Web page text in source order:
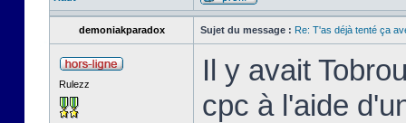
demoniakparadox Sujet du message : Re: T'as déjà tenté ça
Rulezz
Il y avait
cpc à l'aide